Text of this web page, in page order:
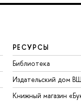
РЕСУРСЫ
Библиотека
Издательский дом
Книжный магазин